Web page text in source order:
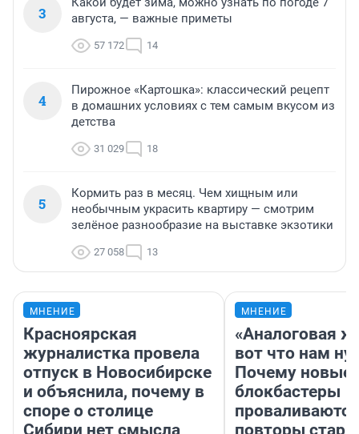
3
августа, — важные приметы
57 172 14
4
Пирожное «Картошка»: классический рецепт
в домашних условиях с тем самым вкусом из
детства
31 029 18
5
Кормить раз в месяц. Чем хищным или
необычным украсить квартиру — смотрим
зелёное разнообразие на выставке экзотики
27 058 13
МНЕНИЕ
Красноярская
журналистка провела
отпуск в Новосибирске
и объяснила, почему в
споре о столице
Сибири нет смысла
МНЕНИЕ
«Аналоговая
вот что нам
Почему новые
блокбастеры
повторы